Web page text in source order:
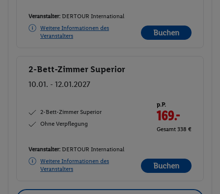
Veranstalter: DERTOUR International
Weitere Informationen des
Veranstalters
Buchen
Buchen
2-Bett-Zimmer Superior
10.01. - 12.01.2027
2-Bett-Zimmer Superior
Ohne Verpflegung
p.P.
169.-
Gesamt 338 €
Veranstalter: DERTOUR International
Weitere Informationen des
Veranstalters
Buchen